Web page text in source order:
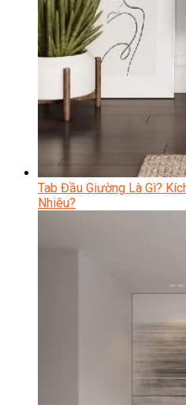
Tab Đầu Giường Là Gì?
Nhiêu?